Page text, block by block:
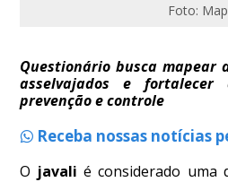
Foto:
Questionário busca mapear
asselvajados e fortalecer
prevenção e controle
Receba nossas notícias
O javali é considerado uma